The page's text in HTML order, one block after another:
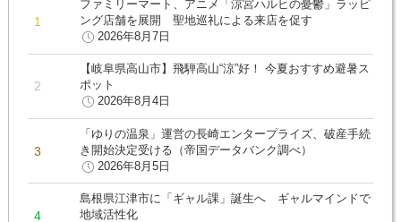
ファミリーマート、アニメ「涼宮ハルヒの憂鬱」ラッピ
ング店舗を展開 聖地巡礼による来店を促す
2026年8月7日
【岐阜県高山市】飛騨高山“涼”好！ 今夏おすすめ避暑ス
ポット
2026年8月4日
「ゆりの温泉」運営の長崎エンタープライズ、破産手続
き開始決定受ける（帝国データバンク調べ）
2026年8月5日
島根県江津市に「ギャル課」誕生へ ギャルマインドで
地域活性化